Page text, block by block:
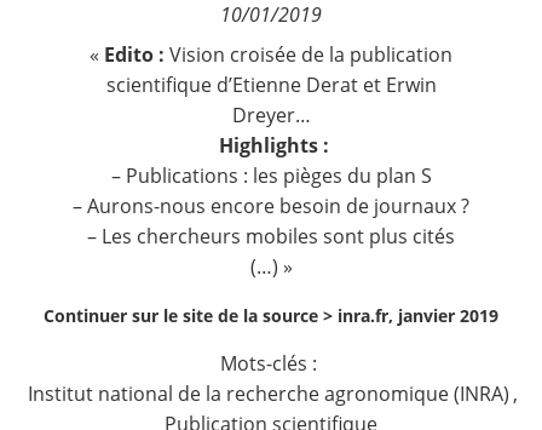
Nous suivre
10/01/2019
« Edito : Vision croisée de la publication
scientifique d’Etienne Derat et Erwin
Dreyer…
Highlights :
– Publications : les pièges du plan S
– Aurons-nous encore besoin de journaux ?
– Les chercheurs mobiles sont plus cités
(…) »
Continuer sur le site de la source > inra.fr, janvier 2019
Mots-clés :
Institut national de la recherche agronomique (INRA) ,
Publication scientifique